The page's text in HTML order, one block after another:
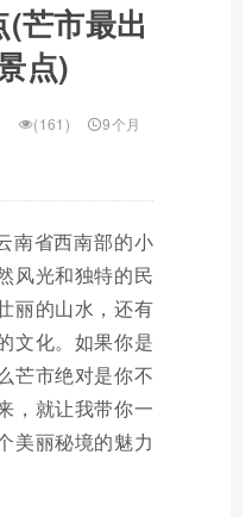
芒市最出
点)
(161)
9个月
南省西南部的小
风光和独特的民
丽的山水，还有
文化。如果你是
芒市绝对是你不
，就让我带你一
美丽秘境的魅力